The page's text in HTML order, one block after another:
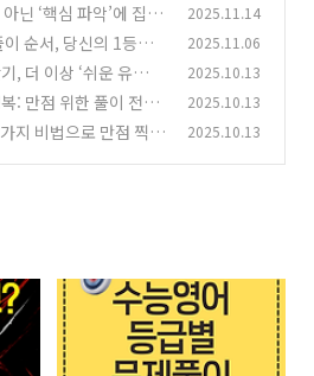
닌 ‘핵심 파악’에 집중
2025.11.14
순서, 당신의 1등급
2025.11.06
, 더 이상 ‘쉬운 유
략 공개!
(0)
2025.10.13
: 만점 위한 풀이 전략
2025.10.13
지 비법으로 만점 찍는
2025.10.13